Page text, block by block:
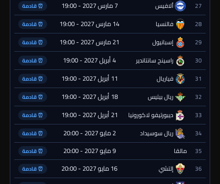
27 ألافيس 7 مارس 2027 - 19:00 ⏰ قادمة
28 فالنسيا 14 مارس 2027 - 19:00 ⏰ قادمة
29 إسبانيول 21 مارس 2027 - 19:00 ⏰ قادمة
30 راسينج سانتاندير 4 أبريل 2027 - 19:00 ⏰ قادمة
31 فياريال 11 أبريل 2027 - 19:00 ⏰ قادمة
32 ريال بيتيس 18 أبريل 2027 - 19:00 ⏰ قادمة
33 ديبورتيفو لاكورونيا 21 أبريل 2027 - 19:00 ⏰ قادمة
34 ريال سوسيداد 2 مايو 2027 - 20:00 ⏰ قادمة
35 مالقا 9 مايو 2027 - 20:00 ⏰ قادمة
36 إلتشي 16 مايو 2027 - 20:00 ⏰ قادمة